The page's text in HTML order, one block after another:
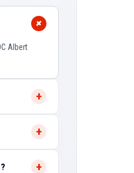
Albert